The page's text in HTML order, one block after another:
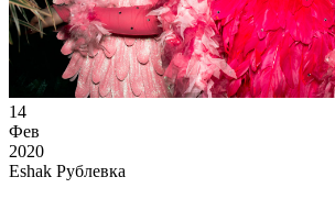
14
Фев
2020
Eshak Рублевка